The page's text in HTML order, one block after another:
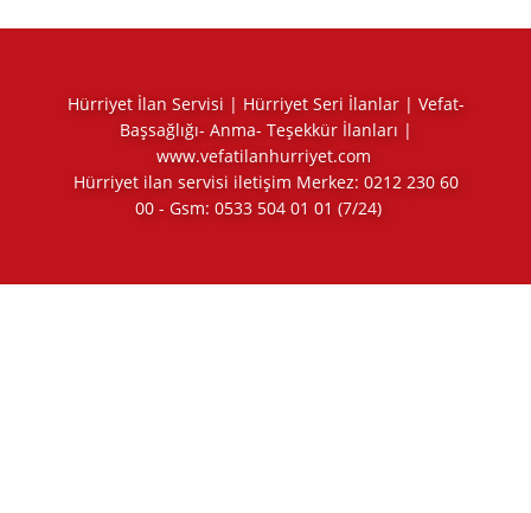
Hürriyet İlan Servisi | Hürriyet Seri İlanlar | Vefat-
Başsağlığı- Anma- Teşekkür İlanları |
www.vefatilanhurriyet.com
Hürriyet ilan servisi iletişim Merkez: 0212 230 60
00 - Gsm: 0533 504 01 01 (7/24)